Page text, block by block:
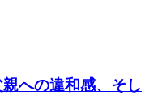
親への違和感、そし